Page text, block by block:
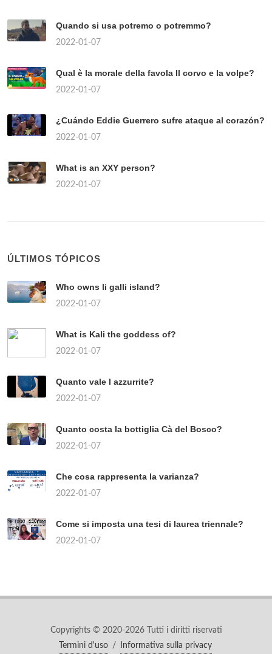
Quando si usa potremo o potremmo?
2022-01-07
Qual è la morale della favola Il corvo e la volpe?
2022-01-07
¿Cuándo Eddie Guerrero sufre ataque al corazón?
2022-01-07
What is an XXY person?
2022-01-07
ÚLTIMOS TÓPICOS
Who owns li galli island?
2022-01-07
What is Kali the goddess of?
2022-01-07
Quanto vale l azzurrite?
2022-01-07
Quanto costa la bottiglia Cà del Bosco?
2022-01-07
Che cosa rappresenta la varianza?
2022-01-07
Come si imposta una tesi di laurea triennale?
2022-01-07
Copyrights © 2020-2026 Tutti i diritti riservati
Termini d'uso
/ Informativa sulla privacy